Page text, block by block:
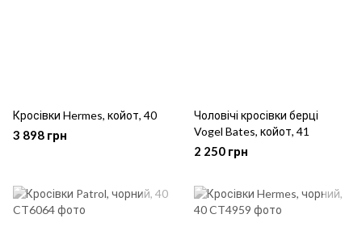
Кросівки Hermes, койот, 40
3 898 грн
Чоловічі кросівки берці
Vogel Bates, койот, 41
2 250 грн